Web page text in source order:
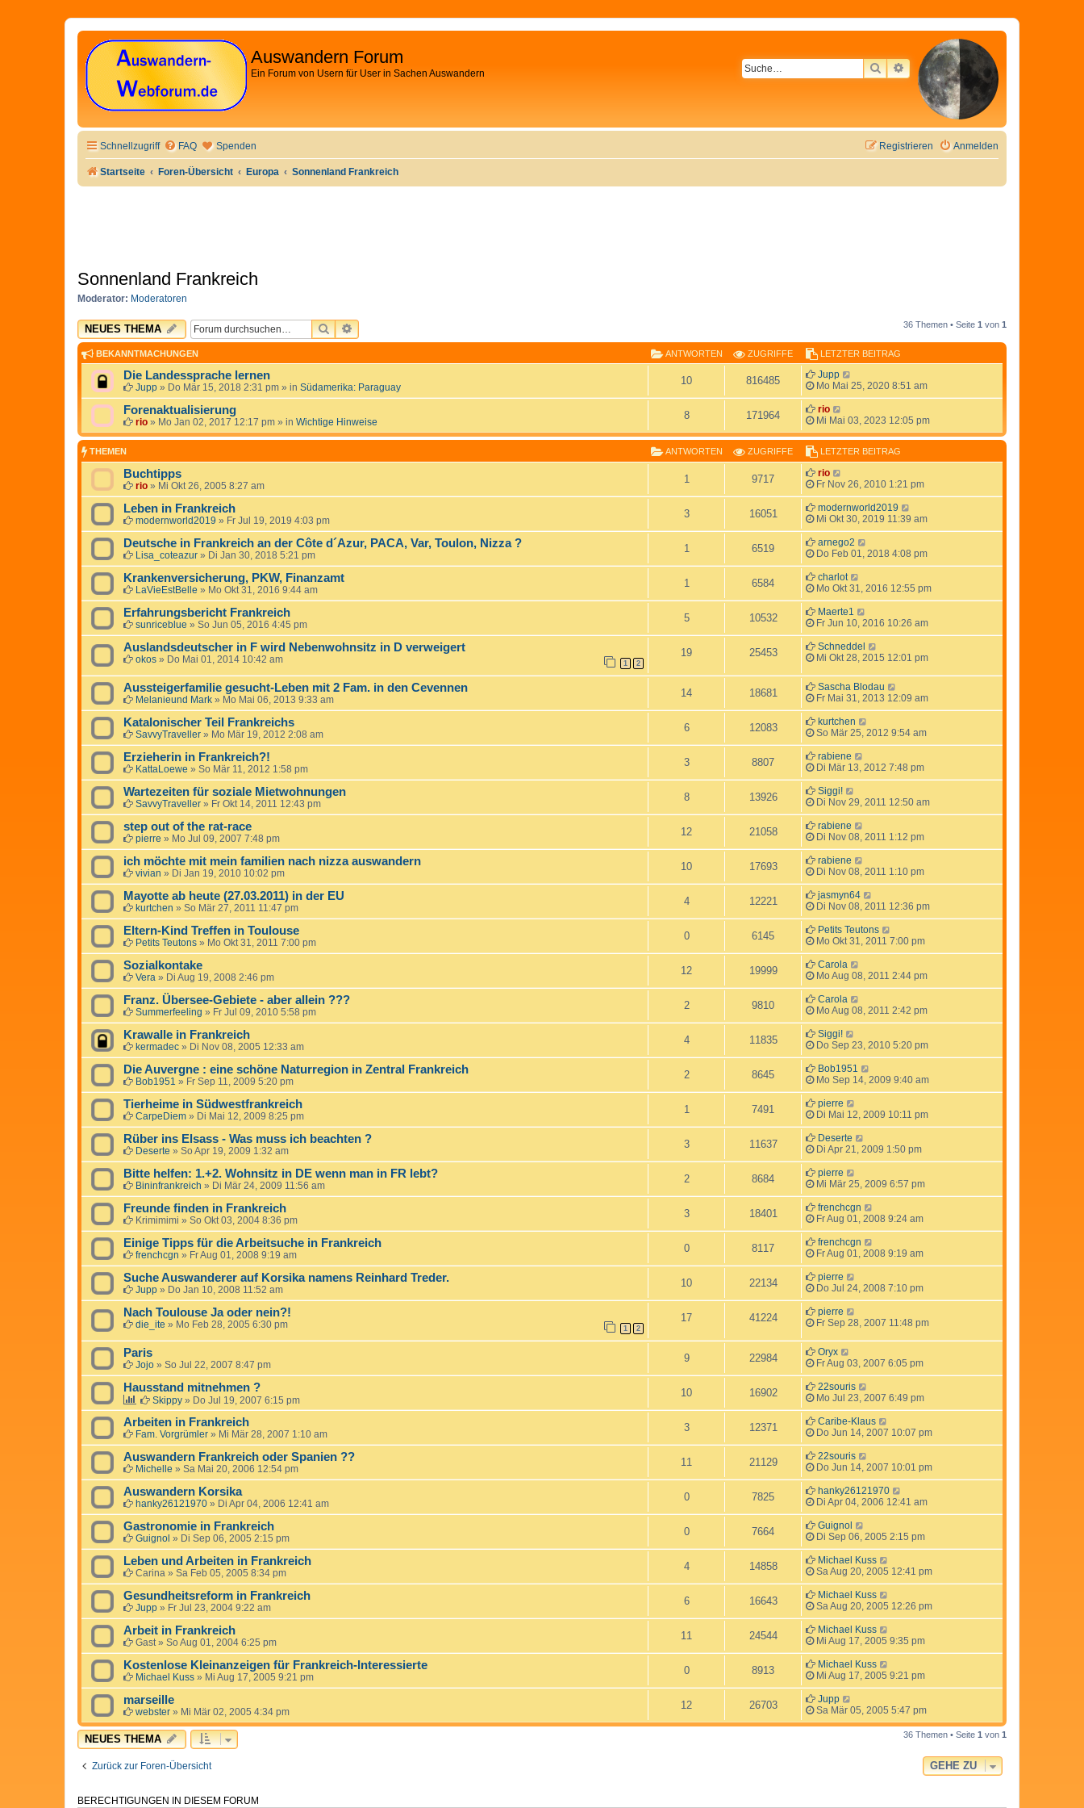
Auswandern Forum
Ein Forum von Usern für User in Sachen Auswandern SUCHEERWEITERTE SUCHE
Schnellzugriff FAQ Spenden Anmelden
Registrieren
Startseite Foren-Übersicht Europa Sonnenland Frankreich
Sonnenland Frankreich
Moderator: Moderatoren
NEUES THEMA SUCHEERWEITERTE SUCHE 36 Themen • Seite 1 von 1
BEKANNTMACHUNGEN ANTWORTEN ZUGRIFFE LETZTER BEITRAG
Die Landessprache lernen
Jupp » Do Mär 15, 2018 2:31 pm » in Südamerika: Paraguay
10 816485
Jupp
Mo Mai 25, 2020 8:51 am
Forenaktualisierung
rio » Mo Jan 02, 2017 12:17 pm » in Wichtige Hinweise
8 171964
rio
Mi Mai 03, 2023 12:05 pm
THEMEN ANTWORTEN ZUGRIFFE LETZTER BEITRAG
Buchtipps
rio » Mi Okt 26, 2005 8:27 am
1 9717
rio
Fr Nov 26, 2010 1:21 pm
Leben in Frankreich
modernworld2019 » Fr Jul 19, 2019 4:03 pm
3 16051
modernworld2019
Mi Okt 30, 2019 11:39 am
Deutsche in Frankreich an der Côte d´Azur, PACA, Var, Toulon, Nizza ?
Lisa_coteazur » Di Jan 30, 2018 5:21 pm
1 6519
arnego2
Do Feb 01, 2018 4:08 pm
Krankenversicherung, PKW, Finanzamt
LaVieEstBelle » Mo Okt 31, 2016 9:44 am
1 6584
charlot
Mo Okt 31, 2016 12:55 pm
Erfahrungsbericht Frankreich
sunriceblue » So Jun 05, 2016 4:45 pm
5 10532
Maerte1
Fr Jun 10, 2016 10:26 am
Auslandsdeutscher in F wird Nebenwohnsitz in D verweigert
okos » Do Mai 01, 2014 10:42 am 1 2
19 25453
Schneddel
Mi Okt 28, 2015 12:01 pm
Aussteigerfamilie gesucht-Leben mit 2 Fam. in den Cevennen
Melanieund Mark » Mo Mai 06, 2013 9:33 am
14 18681
Sascha Blodau
Fr Mai 31, 2013 12:09 am
Katalonischer Teil Frankreichs
SavvyTraveller » Mo Mär 19, 2012 2:08 am
6 12083
kurtchen
So Mär 25, 2012 9:54 am
Erzieherin in Frankreich?!
KattaLoewe » So Mär 11, 2012 1:58 pm
3 8807
rabiene
Di Mär 13, 2012 7:48 pm
Wartezeiten für soziale Mietwohnungen
SavvyTraveller » Fr Okt 14, 2011 12:43 pm
8 13926
Siggi!
Di Nov 29, 2011 12:50 am
step out of the rat-race
pierre » Mo Jul 09, 2007 7:48 pm
12 21058
rabiene
Di Nov 08, 2011 1:12 pm
ich möchte mit mein familien nach nizza auswandern
vivian » Di Jan 19, 2010 10:02 pm
10 17693
rabiene
Di Nov 08, 2011 1:10 pm
Mayotte ab heute (27.03.2011) in der EU
kurtchen » So Mär 27, 2011 11:47 pm
4 12221
jasmyn64
Di Nov 08, 2011 12:36 pm
Eltern-Kind Treffen in Toulouse
Petits Teutons » Mo Okt 31, 2011 7:00 pm
0 6145
Petits Teutons
Mo Okt 31, 2011 7:00 pm
Sozialkontake
Vera » Di Aug 19, 2008 2:46 pm
12 19999
Carola
Mo Aug 08, 2011 2:44 pm
Franz. Übersee-Gebiete - aber allein ???
Summerfeeling » Fr Jul 09, 2010 5:58 pm
2 9810
Carola
Mo Aug 08, 2011 2:42 pm
Krawalle in Frankreich
kermadec » Di Nov 08, 2005 12:33 am
4 11835
Siggi!
Do Sep 23, 2010 5:20 pm
Die Auvergne : eine schöne Naturregion in Zentral Frankreich
Bob1951 » Fr Sep 11, 2009 5:20 pm
2 8645
Bob1951
Mo Sep 14, 2009 9:40 am
Tierheime in Südwestfrankreich
CarpeDiem » Di Mai 12, 2009 8:25 pm
1 7491
pierre
Di Mai 12, 2009 10:11 pm
Rüber ins Elsass - Was muss ich beachten ?
Deserte » So Apr 19, 2009 1:32 am
3 11637
Deserte
Di Apr 21, 2009 1:50 pm
Bitte helfen: 1.+2. Wohnsitz in DE wenn man in FR lebt?
Bininfrankreich » Di Mär 24, 2009 11:56 am
2 8684
pierre
Mi Mär 25, 2009 6:57 pm
Freunde finden in Frankreich
Krimimimi » So Okt 03, 2004 8:36 pm
3 18401
frenchcgn
Fr Aug 01, 2008 9:24 am
Einige Tipps für die Arbeitsuche in Frankreich
frenchcgn » Fr Aug 01, 2008 9:19 am
0 8117
frenchcgn
Fr Aug 01, 2008 9:19 am
Suche Auswanderer auf Korsika namens Reinhard Treder.
Jupp » Do Jan 10, 2008 11:52 am
10 22134
pierre
Do Jul 24, 2008 7:10 pm
Nach Toulouse Ja oder nein?!
die_ite » Mo Feb 28, 2005 6:30 pm 1 2
17 41224
pierre
Fr Sep 28, 2007 11:48 pm
Paris
Jojo » So Jul 22, 2007 8:47 pm
9 22984
Oryx
Fr Aug 03, 2007 6:05 pm
Hausstand mitnehmen ?
Skippy » Do Jul 19, 2007 6:15 pm
10 16902
22souris
Mo Jul 23, 2007 6:49 pm
Arbeiten in Frankreich
Fam. Vorgrümler » Mi Mär 28, 2007 1:10 am
3 12371
Caribe-Klaus
Do Jun 14, 2007 10:07 pm
Auswandern Frankreich oder Spanien ??
Michelle » Sa Mai 20, 2006 12:54 pm
11 21129
22souris
Do Jun 14, 2007 10:01 pm
Auswandern Korsika
hanky26121970 » Di Apr 04, 2006 12:41 am
0 7825
hanky26121970
Di Apr 04, 2006 12:41 am
Gastronomie in Frankreich
Guignol » Di Sep 06, 2005 2:15 pm
0 7664
Guignol
Di Sep 06, 2005 2:15 pm
Leben und Arbeiten in Frankreich
Carina » Sa Feb 05, 2005 8:34 pm
4 14858
Michael Kuss
Sa Aug 20, 2005 12:41 pm
Gesundheitsreform in Frankreich
Jupp » Fr Jul 23, 2004 9:22 am
6 16643
Michael Kuss
Sa Aug 20, 2005 12:26 pm
Arbeit in Frankreich
Gast» So Aug 01, 2004 6:25 pm
11 24544
Michael Kuss
Mi Aug 17, 2005 9:35 pm
Kostenlose Kleinanzeigen für Frankreich-Interessierte
Michael Kuss » Mi Aug 17, 2005 9:21 pm
0 8913
Michael Kuss
Mi Aug 17, 2005 9:21 pm
marseille
webster » Mi Mär 02, 2005 4:34 pm
12 26703
Jupp
Sa Mär 05, 2005 5:47 pm
NEUES THEMA 36 Themen • Seite 1 von 1
Zurück zur Foren-Übersicht GEHE ZU
BERECHTIGUNGEN IN DIESEM FORUM